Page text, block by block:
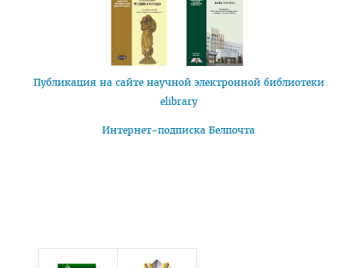
Публикация на сайте научной электронной библиотеки
elibrary
Интернет-подписка Белпочта